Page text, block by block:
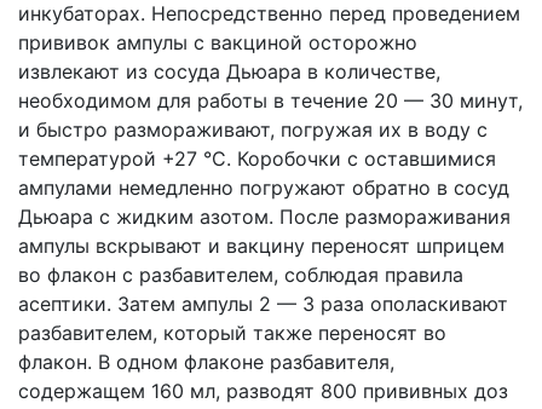
инкубаторах. Непосредственно перед проведением
прививок ампулы с вакциной осторожно
извлекают из сосуда Дьюара в количестве,
необходимом для работы в течение 20 — 30 минут,
и быстро размораживают, погружая их в воду с
температурой +27 °С. Коробочки с оставшимися
ампулами немедленно погружают обратно в сосуд
Дьюара с жидким азотом. После размораживания
ампулы вскрывают и вакцину переносят шприцем
во флакон с разбавителем, соблюдая правила
асептики. Затем ампулы 2 — 3 раза ополаскивают
разбавителем, который также переносят во
флакон. В одном флаконе разбавителя,
содержащем 160 мл, разводят 800 прививных доз